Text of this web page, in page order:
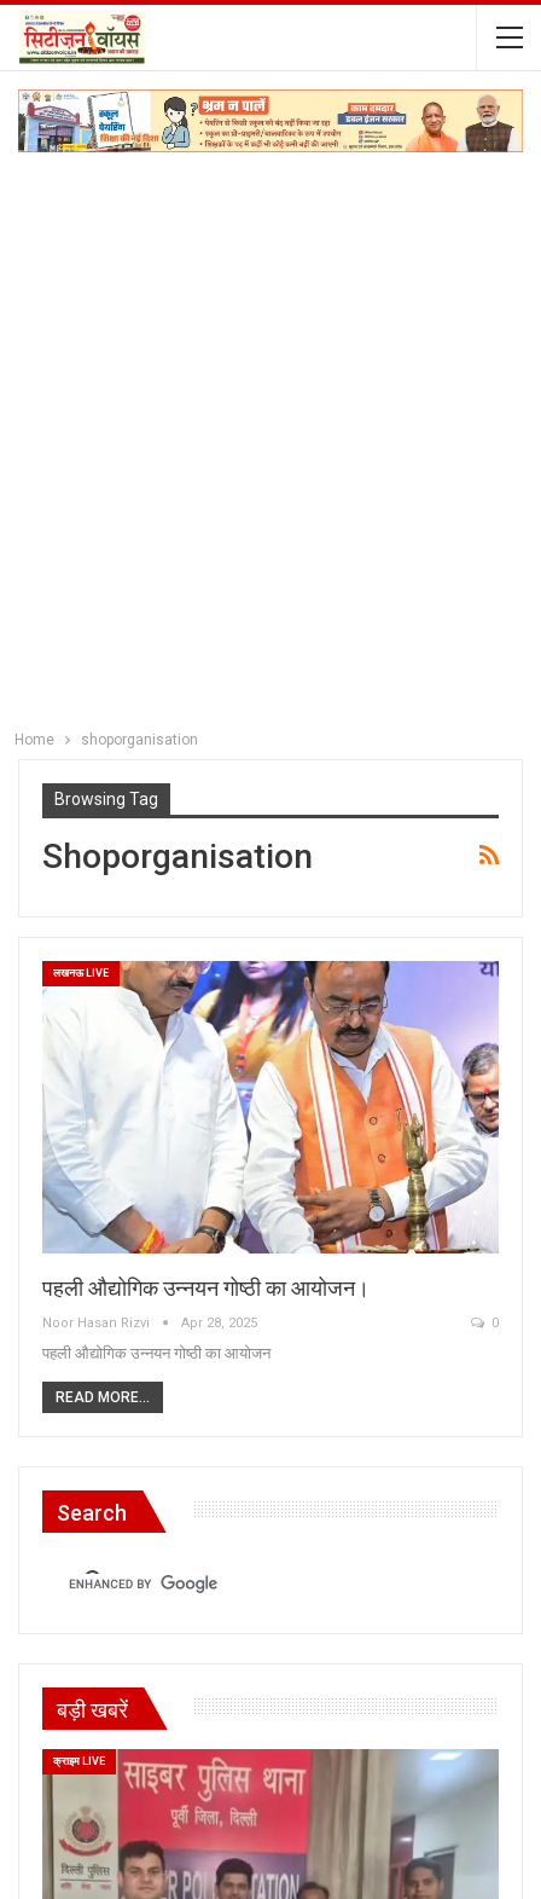
Home shoporganisation
Browsing Tag
Shoporganisation
लखनऊ LIVE
पहली औद्योगिक उन्नयन गोष्ठी का आयोजन।
Noor Hasan Rizvi Apr 28, 2025 0
पहली औद्योगिक उन्नयन गोष्ठी का आयोजन
READ MORE...
Search
बड़ी खबरें
क्राइम LIVE